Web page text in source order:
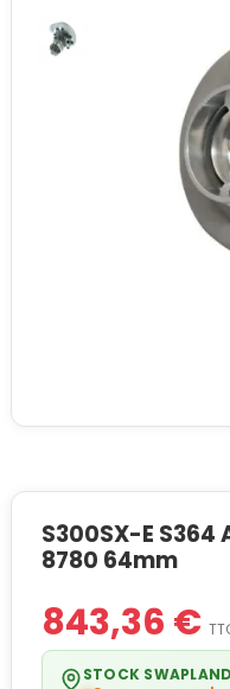
S300SX-E
8780 64mm
843,36 €
STOCK